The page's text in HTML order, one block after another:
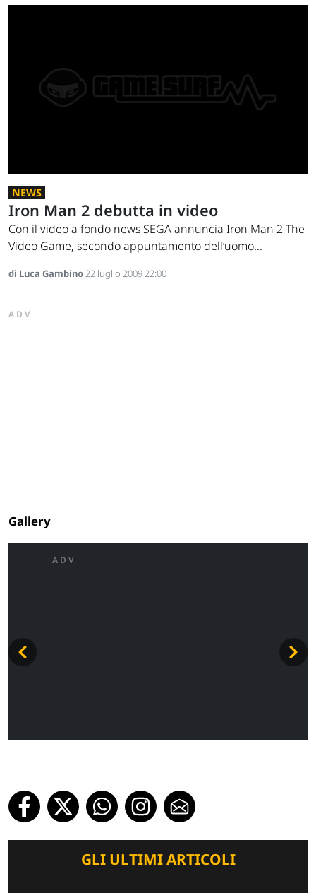
NEWS
Iron Man 2 debutta in video
Con il video a fondo news SEGA annuncia Iron Man 2 The
Video Game, secondo appuntamento dell’uomo...
di Luca Gambino22 luglio 2009 22:00
ADV
Gallery
ADV
GLI ULTIMI ARTICOLI